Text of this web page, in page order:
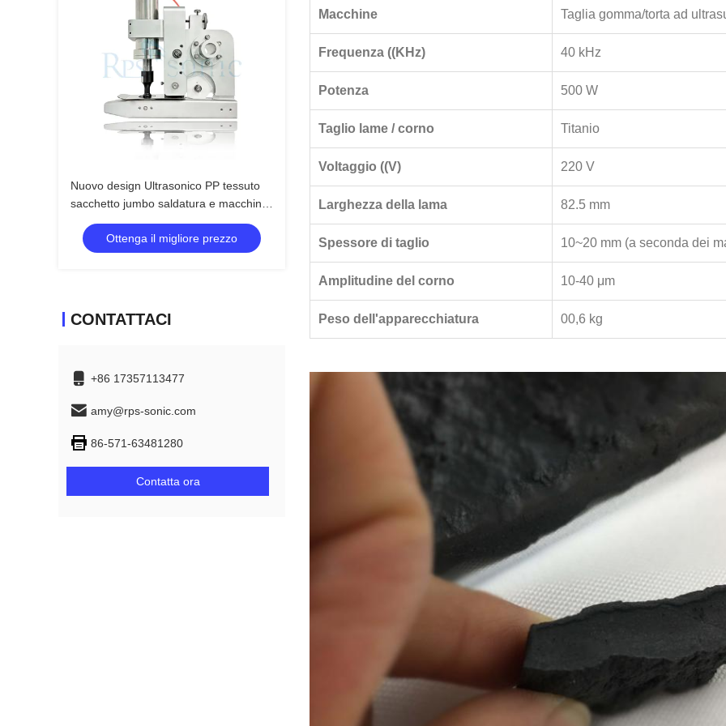
Nuovo design Ultrasonico PP tessuto
sacchetto jumbo saldatura e macchina
di taglio con corno da 20 mm
Ottenga il migliore prezzo
CONTATTACI
+86 17357113477
amy@rps-sonic.com
86-571-63481280
Contatta ora
Macchine Taglia gomma/torta ad
Frequenza ((KHz) 40 kHz
Potenza 500 W
Taglio lame / corno Titanio
Voltaggio ((V) 220 V
Larghezza della lama 82.5 mm
Spessore di taglio 10~20 mm (a seconda dei
Amplitudine del corno 10-40 μm
Peso dell'apparecchiatura 00,6 kg